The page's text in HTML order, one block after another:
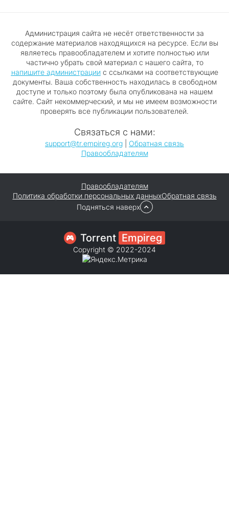
Администрация сайта не несёт ответственности за
содержание материалов находящихся на ресурсе. Если вы
являетесь правообладателем и хотите полностью или
частично убрать свой материал с нашего сайта, то
напишите администрациис ссылками на соответствующие
документы. Ваша собственность находилась в свободном
доступе и только поэтому была опубликована на нашем
сайте. Сайт некоммерческий, и мы не имеем возможности
проверять все публикации пользователей.
Связаться с нами:
support@tr.empireg.org
Обратная связь
Правообладателям
Правообладателям
Политика обработки персональных данныхОбратная связь
Подняться наверх
Torrent Empireg
Copyright © 2022-2024